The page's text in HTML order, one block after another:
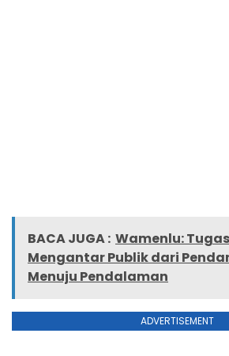
BACA JUGA : Wamenlu:
Mengantar Publik dari
Menuju Pendalaman
ADVERTISEMENT